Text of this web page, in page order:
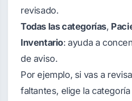
revisado.
Todas las categorías,
Inventario: ayuda a
de aviso.
Por ejemplo, si vas a
faltantes, elige la